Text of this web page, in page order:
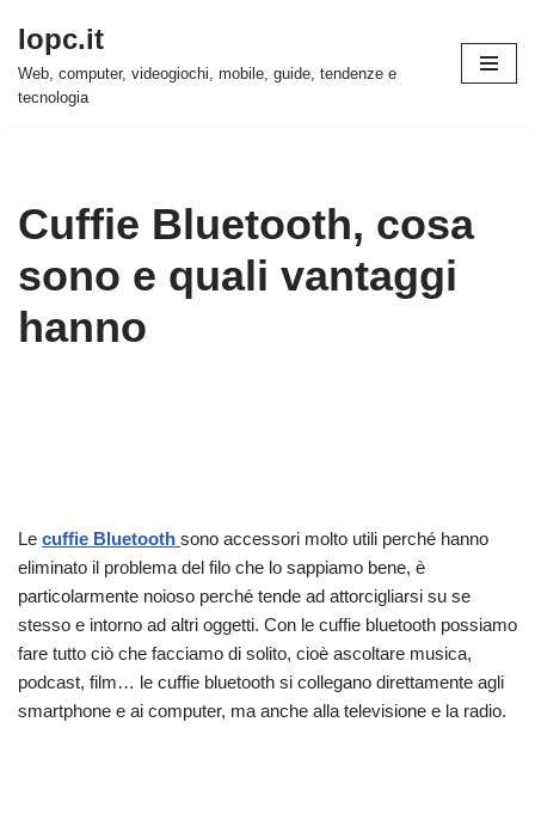
Vai
al
Iopc.it
Web, computer, videogiochi, mobile, guide, tendenze e
tecnologia
Cuffie Bluetooth, cosa
sono e quali vantaggi
hanno
Le cuffie Bluetooth sono accessori molto utili perché hanno
eliminato il problema del filo che lo sappiamo bene, è
particolarmente noioso perché tende ad attorcigliarsi su se
stesso e intorno ad altri oggetti. Con le cuffie bluetooth possiamo
fare tutto ciò che facciamo di solito, cioè ascoltare musica,
podcast, film… le cuffie bluetooth si collegano direttamente agli
smartphone e ai computer, ma anche alla televisione e la radio.